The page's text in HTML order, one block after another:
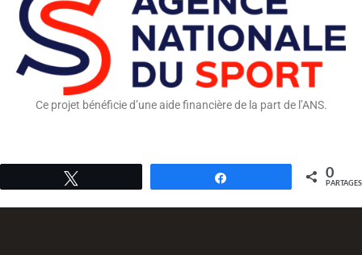
Ce projet bénéficie d’une aide financière de la part de l’ANS.
0
PARTAGES